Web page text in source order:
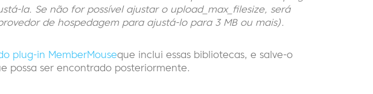
la. Se não for possível ajustar o upload_max_filesize, será
de hospedagem para ajustá-lo para 3 MB ou mais).
plug-in MemberMouseque inclui essas bibliotecas, e salve-o
possa ser encontrado posteriormente.